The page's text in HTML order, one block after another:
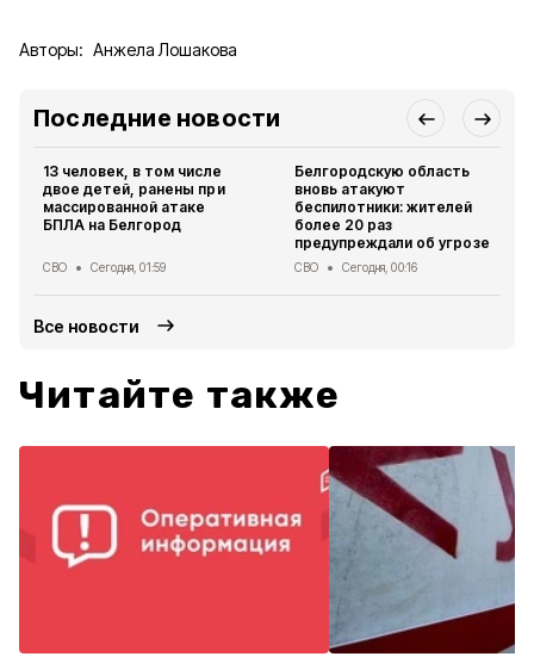
Авторы: Анжела Лошакова
Последние новости
13 человек, в том числе
двое детей, ранены при
массированной атаке
БПЛА на Белгород
СВО Сегодня, 01:59
Белгородскую область
вновь атакуют
беспилотники: жителей
более 20 раз
предупреждали об угрозе
СВО Сегодня, 00:16
Все новости
Читайте также